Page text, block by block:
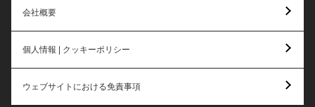
会社概要
個人情報 | クッキーポリシー
ウェブサイトにおける免責事項